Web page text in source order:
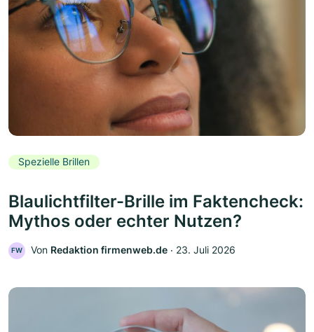
Spezielle Brillen
Blaulichtfilter-Brille im Faktencheck:
Mythos oder echter Nutzen?
FW Von Redaktion firmenweb.de ‧ 23. Juli 2026